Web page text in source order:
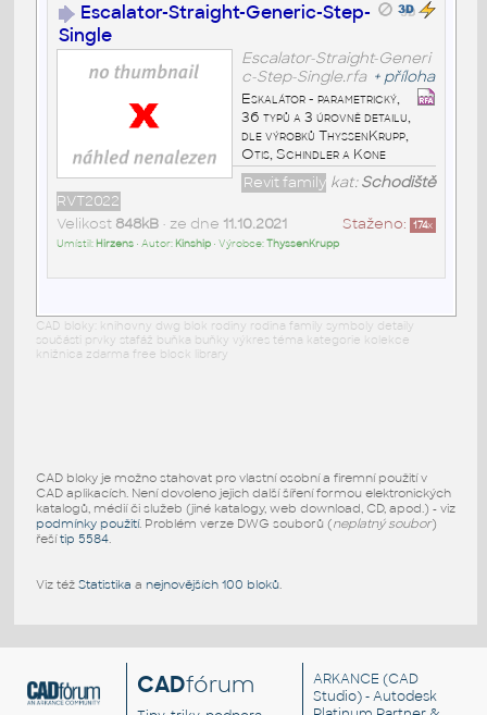
Escalator-Straight-Generic-Step-
Single
Escalator-Straight-Generi
c-Step-Single.rfa + příloha
Eskalátor - parametrický,
36 typů a 3 úrovně detailu,
dle výrobků ThyssenKrupp,
Otis, Schindler a Kone
kat:Schodiště
Revit family
RVT2022
Staženo: 174x
Velikost 848kB• ze dne 11.10.2021
Umístil: Hirzens• Autor: Kinship• Výrobce:ThyssenKrupp
CAD bloky: knihovny dwg blok rodiny rodina family symboly detaily
součásti prvky stafáž buňka buňky výkres téma kategorie kolekce
knižnica zdarma free block library
CAD bloky je možno stahovat pro vlastní osobní a firemní použití v
CAD aplikacích. Není dovoleno jejich další šíření formou elektronických
katalogů, médií či služeb (jiné katalogy, web download, CD, apod.) - viz
podmínky použití. Problém verze DWG souborů (neplatný soubor)
řešítip 5584.
Viz též Statistika a nejnovějších 100 bloků.
CADfórum ARKANCE (CAD
Studio) - Autodesk